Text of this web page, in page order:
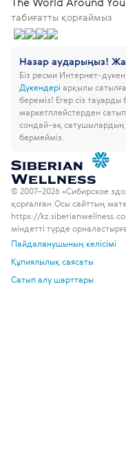
табиғатты қорғаймыз
Назар аударыңыз!
Біз ресми Интернет-
Дүкендері арқылы
береміз! Егер сіз
маркетплейстерден
сондай-ақ сатушылардың
бермейміз.
© 2007–2026 «Сибирское
қорғалған. Осы сайттың
https://
міндетті түрде
Пайдаланушының келісімі
Құпиялылық саясаты
Сатып алу шарттары